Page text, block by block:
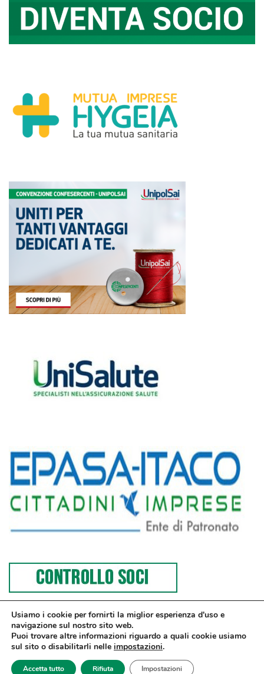
4746886 | Sito web sviluppato da
dm3
Usiamo i cookie per fornirti la miglior esperienza d'uso e
navigazione sul nostro sito web.
Puoi trovare altre informazioni riguardo a quali cookie usiamo
sul sito o disabilitarli nelle impostazioni.
Accetta tutto Rifiuta Impostazioni